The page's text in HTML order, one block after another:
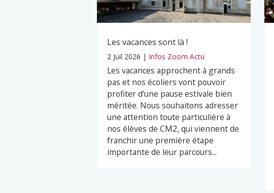
Les vacances sont là !
2 Juil 2026 | Infos Zoom Actu
Les vacances approchent à grands
pas et nos écoliers vont pouvoir
profiter d’une pause estivale bien
méritée. Nous souhaitons adresser
une attention toute particulière à
nos élèves de CM2, qui viennent de
franchir une première étape
importante de leur parcours...